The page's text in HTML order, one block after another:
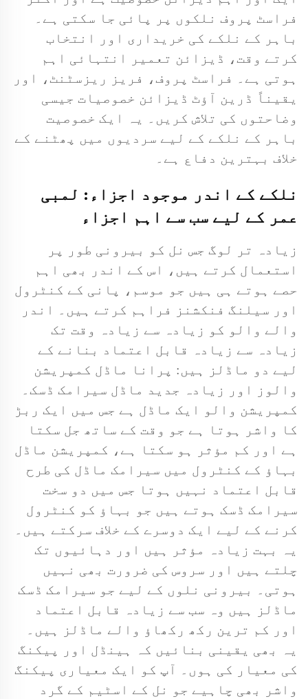
فراسٹ پروف نلکوں پر پائی جا سکتی ہے۔
باہر کے نلکے کی خریداری اور انتخاب
کرتے وقت، ڈیزائن تعمیر انتہائی اہم
ہوتی ہے۔ فراسٹ پروف، فریز ریزسٹنٹ، اور
یقیناً ڈرین آؤٹ ڈیزائن خصوصیات جیسی
وضاحتوں کی تلاش کریں۔ یہ ایک خصوصیت
باہر کے نلکے کے لیے سردیوں میں پھٹنے کے
خلاف بہترین دفاع ہے۔
نلکے کے اندر موجود اجزاء: لمبی
عمر کے لیے سب سے اہم اجزاء
زیادہ تر لوگ جس نل کو بیرونی طور پر
استعمال کرتے ہیں، اس کے اندر بھی اہم
حصے ہوتے ہی ہیں جو موسم، پانی کے کنٹرول
اور سیلنگ فنکشنز فراہم کرتے ہیں۔ اندر
والے والو کو زیادہ سے زیادہ وقت تک
زیادہ سے زیادہ قابل اعتماد بنانے کے
لیے دو ماڈلز ہیں: پرانا ماڈل کمپریشن
والوز اور زیادہ جدید ماڈل سیرامک ڈسک۔
کمپریشن والو ایک ماڈل ہے جس میں ایک ربڑ
کا واشر ہوتا ہے جو وقت کے ساتھ جل سکتا
ہے اور کم مؤثر ہو سکتا ہے، کمپریشن ماڈل
بہاؤ کے کنٹرول میں سیرامک ماڈل کی طرح
قابل اعتماد نہیں ہوتا جس میں دو سخت
سیرامک ڈسک ہوتے ہیں جو بہاؤ کو کنٹرول
کرنے کے لیے ایک دوسرے کے خلاف سرکتے ہیں۔
یہ بہت زیادہ مؤثر ہیں اور دہائیوں تک
چلتے ہیں اور سروس کی ضرورت بھی نہیں
ہوتی۔ بیرونی نلوں کے لیے جو سیرامک ڈسک
ماڈلز ہیں وہ سب سے زیادہ قابل اعتماد
اور کم ترین رکھ رکھاؤ والے ماڈلز ہیں۔
یہ بھی یقینی بنائیں کہ ہینڈل اور پیکنگ
کی معیار کی ہوں۔ آپ کو ایک معیاری پیکنگ
واشر بھی چاہیے جو نل کے اسٹیم کے گرد